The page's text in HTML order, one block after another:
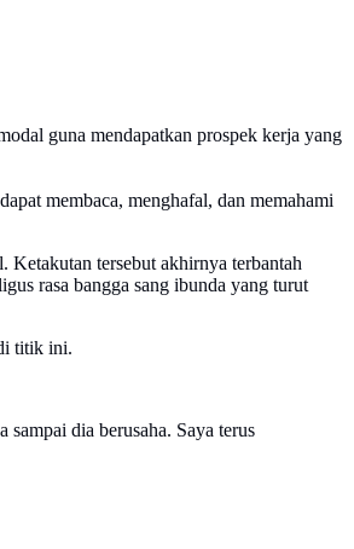
guna mendapatkan prospek kerja yang
membaca, menghafal, dan memahami
Ketakutan tersebut akhirnya terbantah
rasa bangga sang ibunda yang turut
titik ini.
dia berusaha. Saya terus